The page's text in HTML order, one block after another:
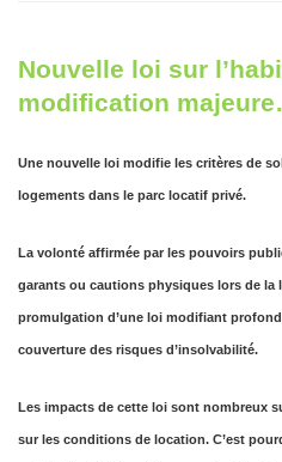
Nouvelle loi sur
modification
Une nouvelle loi modifie les critères de
logements dans le parc locatif privé.
La volonté affirmée par les pouvoirs
garants ou cautions physiques lors de la
promulgation d’une loi modifiant
couverture des risques d’insolvabilité.
Les impacts de cette loi sont nombreux
sur les conditions de location. C’est